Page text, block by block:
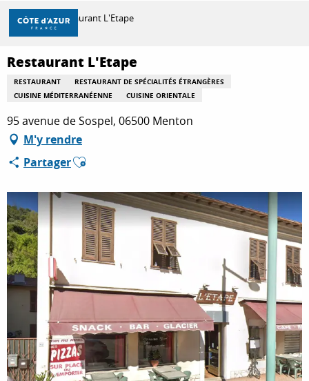
Aller
contenu
principal
DÉCOUVRIR
À FAIRE
SÉJOURNER
Accueil Restaurant L'Etape
Restaurant L'Etape
RESTAURANT
RESTAURANT DE SPÉCIALITÉS ÉTRANGÈRES
CUISINE MÉDITERRANÉENNE
CUISINE ORIENTALE
95 avenue de Sospel, 06500 Menton
M'y rendre
PartagerAjouter aux favoris